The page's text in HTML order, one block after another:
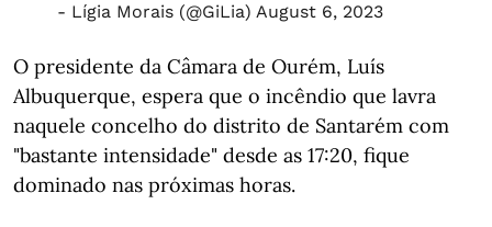
- Lígia Morais (@GiLia) August 6, 2023
O presidente da Câmara de Ourém, Luís
Albuquerque, espera que o incêndio que lavra
naquele concelho do distrito de Santarém com
"bastante intensidade" desde as 17:20, fique
dominado nas próximas horas.